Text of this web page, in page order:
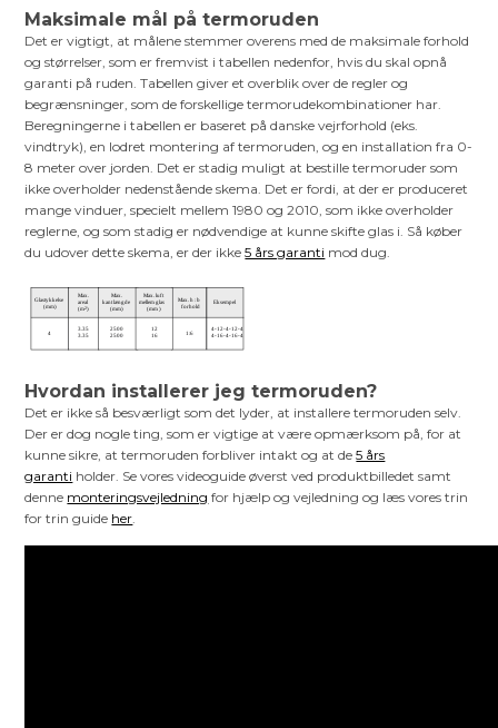
Maksimale mål på termoruden
Det er vigtigt, at målene stemmer overens med de maksimale forhold
og størrelser, som er fremvist i tabellen nedenfor, hvis du skal opnå
garanti på ruden. Tabellen giver et overblik over de regler og
begrænsninger, som de forskellige termorudekombinationer har.
Beregningerne i tabellen er baseret på danske vejrforhold (eks.
vindtryk), en lodret montering af termoruden, og en installation fra 0-
8 meter over jorden. Det er stadig muligt at bestille termoruder som
ikke overholder nedenstående skema. Det er fordi, at der er produceret
mange vinduer, specielt mellem 1980 og 2010, som ikke overholder
reglerne, og som stadig er nødvendige at kunne skifte glas i. Så køber
du udover dette skema, er der ikke5 års garanti mod dug.
Hvordan installerer jeg termoruden?
Det er ikke så besværligt som det lyder, at installere termoruden selv.
Der er dog nogle ting, som er vigtige at være opmærksom på, for at
kunne sikre, at termoruden forbliver intakt og at de5 års
garanti holder. Se vores videoguide øverst ved produktbilledet samt
denne monteringsvejledning for hjælp og vejledning og læs vores trin
for trin guide her